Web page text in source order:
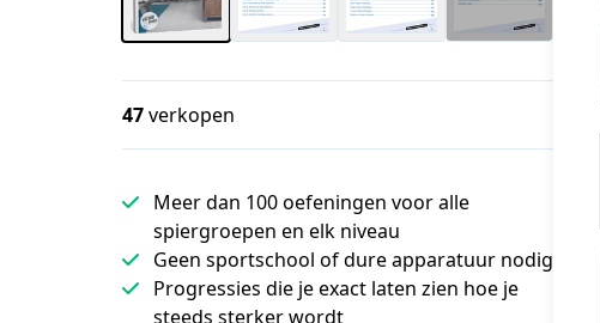
47verkopen
Meer dan 100 oefeningen voor alle
spiergroepen en elk niveau
Geen sportschool of dure apparatuur nodig
Progressies die je exact laten zien hoe je
steeds sterker wordt